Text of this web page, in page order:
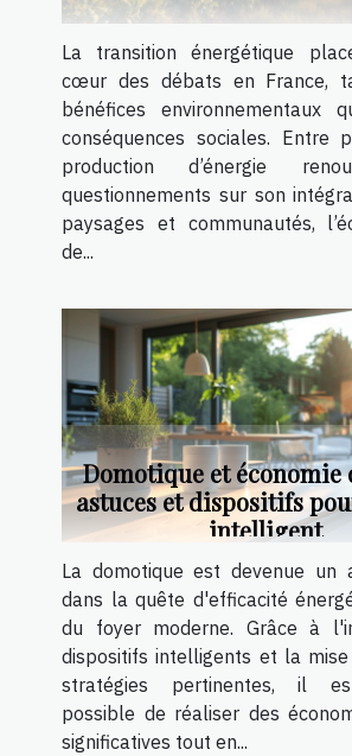
La transition énergétique
cœur des débats en France,
bénéfices environnementaux
conséquences sociales. Entre
production d’énergie
questionnements sur son
paysages et communautés,
de...
Domotique et économie
astuces et dispositifs
intelligent
La domotique est devenue un
dans la quête d'efficacité
du foyer moderne. Grâce à
dispositifs intelligents et la
stratégies pertinentes, il
possible de réaliser des
significatives tout en...